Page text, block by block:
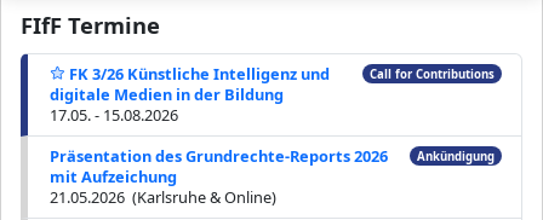
FIfF Termine
FK 3/26 Künstliche Intelligenz und
digitale Medien in der Bildung
17.05. - 15.08.2026
Call for Contributions
Präsentation des Grundrechte-Reports 2026
mit Aufzeichung
21.05.2026 (Karlsruhe & Online)
Ankündigung